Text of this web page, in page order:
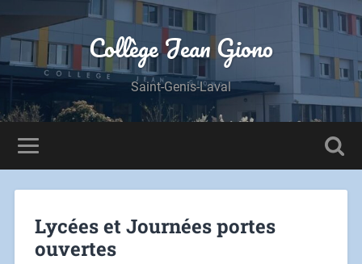
Collège Jean Giono
Saint-Genis-Laval
Lycées et Journées portes
ouvertes
Panneau de gestion des cookies